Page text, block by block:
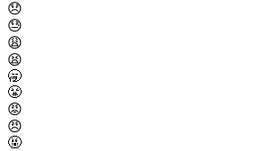
😞
😓
😩
😫
🥱
😤
😡
😠
🤬